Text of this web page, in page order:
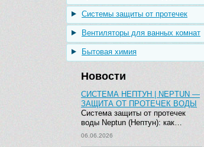
Системы защиты от протечек
Вентиляторы для ванных комнат
Бытовая химия
Новости
СИСТЕМА НЕПТУН | NEPTUN —
ЗАЩИТА ОТ ПРОТЕЧЕК ВОДЫ
Система защиты от протечек
воды Neptun (Нептун): как…
06.06.2026